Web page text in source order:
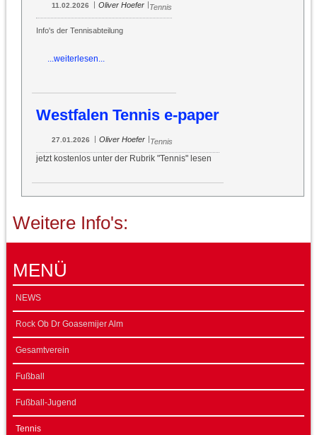
11.02.2026 Oliver Hoefer Tennis
Info's der Tennisabteilung
...weiterlesen...
Westfalen Tennis e-paper
27.01.2026 | Oliver Hoefer |Tennis
jetzt kostenlos unter der Rubrik "Tennis" lesen
Weitere Info's:
MENÜ
NEWS
Rock Ob Dr Goasemijer Alm
Gesamtverein
Fußball
Fußball-Jugend
Tennis